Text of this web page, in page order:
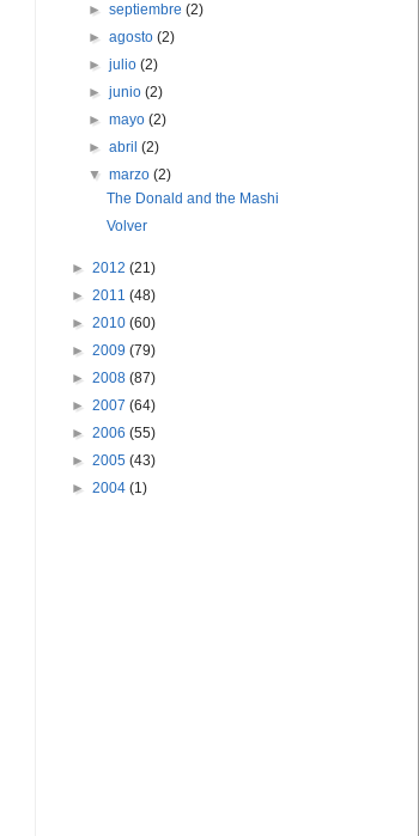
►septiembre(2)
►agosto(2)
►julio(2)
►junio(2)
►mayo(2)
►abril(2)
▼marzo(2)
The Donald and the Mashi
Volver
► 2012 (21)
► 2011 (48)
► 2010 (60)
► 2009 (79)
► 2008 (87)
► 2007 (64)
► 2006 (55)
► 2005 (43)
► 2004 (1)